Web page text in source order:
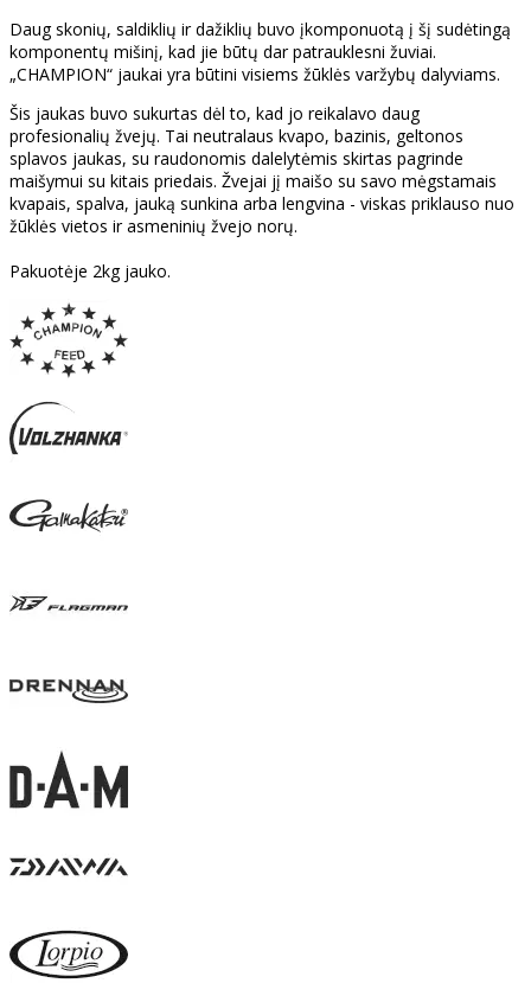
Daug skonių, saldiklių ir dažiklių buvo įkomponuotą į šį sudėtingą
komponentų mišinį, kad jie būtų dar patrauklesni žuviai.
„CHAMPION“ jaukai yra būtini visiems žūklės varžybų dalyviams.
Šis jaukas buvo sukurtas dėl to, kad jo reikalavo daug
profesionalių žvejų. Tai neutralaus kvapo, bazinis, geltonos
splavos jaukas, su raudonomis dalelytėmis skirtas pagrinde
maišymui su kitais priedais. Žvejai jį maišo su savo mėgstamais
kvapais, spalva, jauką sunkina arba lengvina - viskas priklauso nuo
žūklės vietos ir asmeninių žvejo norų.
Pakuotėje 2kg jauko.